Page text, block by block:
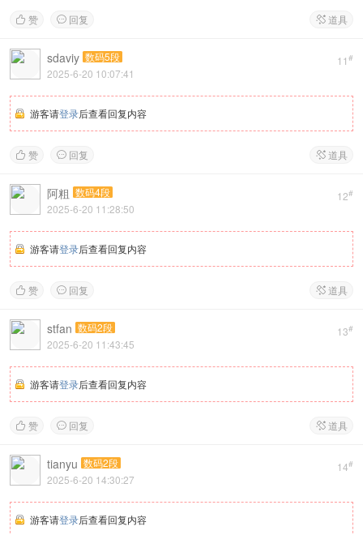
 赞  回复  道具
11 #
sdaviy 数码5段
2025-6-20 10:07:41
游客请登录后查看回复内容
 赞  回复  道具
12#
阿粗 数码4段
2025-6-20 11:28:50
游客请登录后查看回复内容
 赞  回复  道具
13#
stfan 数码2段
2025-6-20 11:43:45
游客请登录后查看回复内容
 赞  回复  道具
14#
tianyu 数码2段
2025-6-20 14:30:27
游客请登录后查看回复内容